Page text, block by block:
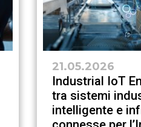
21.05.2026
Industrial IoT
tra sistemi
intelligente e